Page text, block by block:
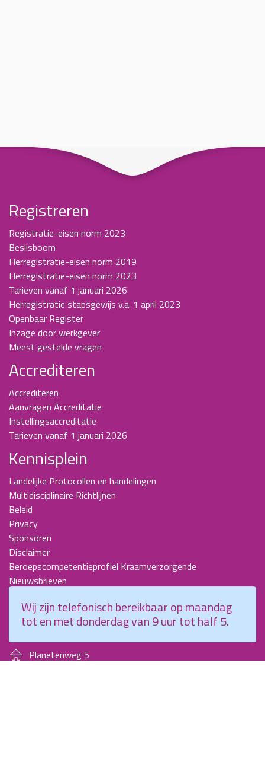
Registreren
Registratie-eisen norm 2023
Beslisboom
Herregistratie-eisen norm 2019
Herregistratie-eisen norm 2023
Tarieven vanaf 1 januari 2026
Herregistratie stapsgewijs v.a. 1 april 2023
Openbaar Register
Inzage door werkgever
Meest gestelde vragen
Accrediteren
Accrediteren
Aanvragen Accreditatie
Instellingsaccreditatie
Tarieven vanaf 1 januari 2026
Kennisplein
Landelijke Protocollen en handelingen
Multidisciplinaire Richtlijnen
Beleid
Privacy
Sponsoren
Disclaimer
Beroepscompetentieprofiel Kraamverzorgende
Nieuwsbrieven
Jaarverslagen
Contact
Planetenweg 5
Wij zijn telefonisch bereikbaar op maandag
tot en met donderdag van 9 uur tot half 5.